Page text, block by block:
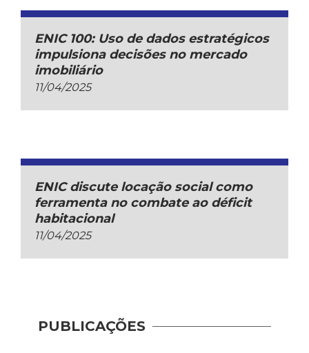
ENIC 100: Uso de dados estratégicos
impulsiona decisões no mercado
imobiliário
11/04/2025
ENIC discute locação social como
ferramenta no combate ao déficit
habitacional
11/04/2025
PUBLICAÇÕES